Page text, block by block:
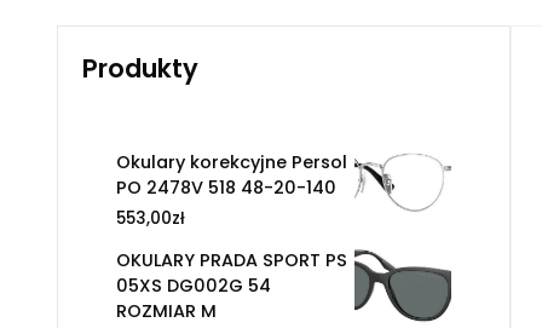
Produkty
Okulary korekcyjne Persol
PO 2478V 518 48-20-140
553,00zł
OKULARY PRADA SPORT PS
05XS DG002G 54
ROZMIAR M